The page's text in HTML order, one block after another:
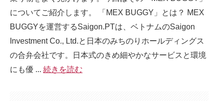
についてご紹介します。 「MEX BUGGY」とは？ MEX
BUGGYを運営するSaigon.PTは、ベトナムのSaigon
Investment Co., Ltd.と日本のみちのりホールディングス
の合弁会社です。日本式のきめ細やかなサービスと環境
にも優 ... 続きを読む